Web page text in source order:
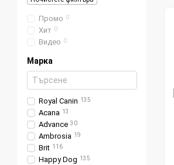
Промо 0
Хит 0
Видео 0
Марка
Royal Canin 135
Acana 13
Advance 30
Ambrosia 19
Brit 116
Happy Dog 135